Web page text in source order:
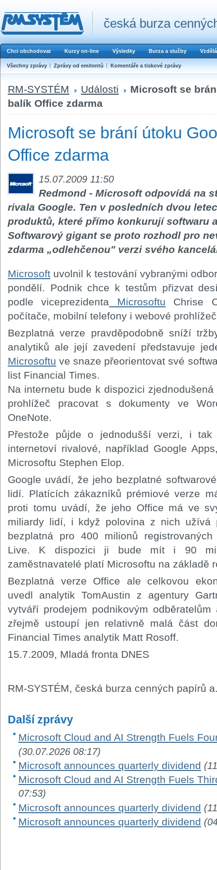
česká burza
Chci obchodovat Kurzy on-line Výsledky Burza a služby
Všechny zprávy Zprávy od emitentů Komentáře a tiskové zprávy
RM-SYSTÉM Události
Microsoft se
balík Office zdarma
Microsoft se brání útoku
Office zdarma
15.07.2009 11:50
Redmond - Microsoft odpovídá na
rivala Google. Ten v posledních dvou
produktů, které přímo konkurují softwaru
Softwarový gigant se proto rozhodl pro
zdarma „odlehčenou" verzi svého
Microsoft uvolnil k testování vybranými
pondělí. Podnik chce k testům přizvat
podle viceprezidenta Microsoftu Chrise
počítače, mobilní telefony i webové
Bezplatná verze pravděpodobně sníží
analytiků ale její zavedení představuje
Microsoftu ve snaze přeorientovat své
list Financial Times.
Na internetu bude k dispozici
prohlížeč pracovat s dokumenty ve
OneNote.
Přestože půjde o jednodušší verzi, i
internetoví rivalové, například Google
Microsoftu Stephen Elop.
Google uvádí, že jeho bezplatné
lidí. Platících zákazníků prémiové verze
proti tomu uvádí, že jeho Office má ve
miliardy lidí, i když polovina z nich užívá
bezplatná pro 400 milionů
Live. K dispozici ji bude mít i 90
zaměstnavatelé platí Microsoftu na základě
Bezplatná verze Office ale celkovou
uvedl analytik TomAustin z agentury
vytváří prodejem podnikovým
zřejmě ustoupí jen relativně malá část
Financial Times analytik Matt Rosoff.
15.7.2009, Mladá fronta DNES
RM-SYSTÉM, česká burza cenných papírů
Další zprávy
Microsoft Cloud and AI Strength Fuels
(30.07.2026 08:17)
Microsoft announces quarterly dividend
Microsoft Cloud and AI Strength Fuels
07:53)
Microsoft announces quarterly dividend
Microsoft announces quarterly dividend